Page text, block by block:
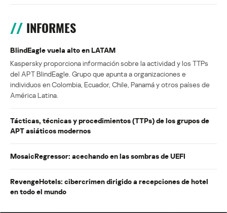
INFORMES
BlindEagle vuela alto en LATAM
Kaspersky proporciona información sobre la actividad y los TTPs
del APT BlindEagle. Grupo que apunta a organizaciones e
individuos en Colombia, Ecuador, Chile, Panamá y otros países de
América Latina.
Tácticas, técnicas y procedimientos (TTPs) de los grupos de
APT asiáticos modernos
MosaicRegressor: acechando en las sombras de UEFI
RevengeHotels: cibercrimen dirigido a recepciones de hotel
en todo el mundo